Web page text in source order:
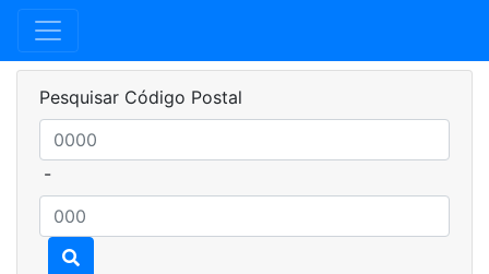
Pesquisar Código Postal
-